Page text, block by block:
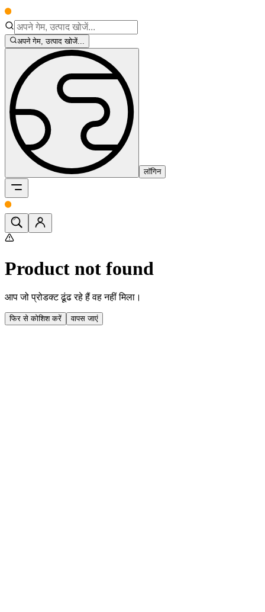
अपने गेम, उत्पाद खोजें...
लॉगिन
Product not found
आप जो प्रोडक्ट ढूंढ रहे हैं वह नहीं मिला।
फिर से कोशिश करें वापस जाएं